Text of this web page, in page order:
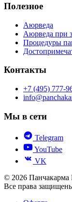
Полезное
Аюрведа
Аюрведа при
Процедуры
Контакты
+7 (495) 777-
Мы в сети
Telegram
YouTube
VK
© 2026
Все права